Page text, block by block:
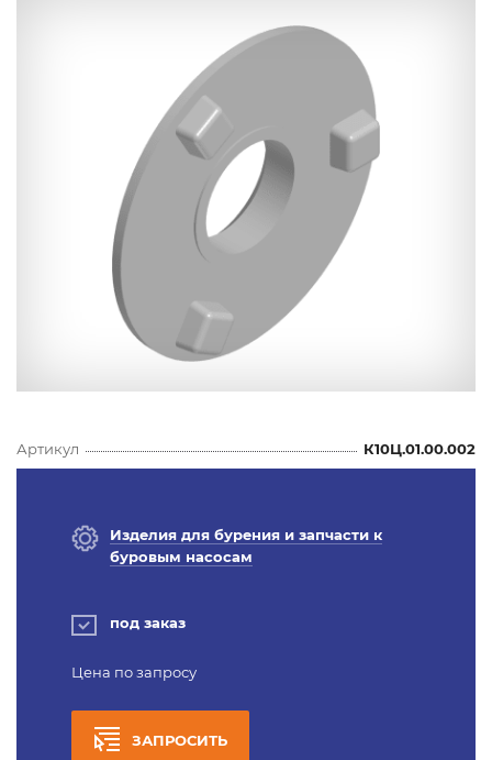
Артикул К10Ц.01.00.002
Изделия для бурения и запчасти к
буровым насосам
под заказ
Цена по запросу
ЗАПРОСИТЬ